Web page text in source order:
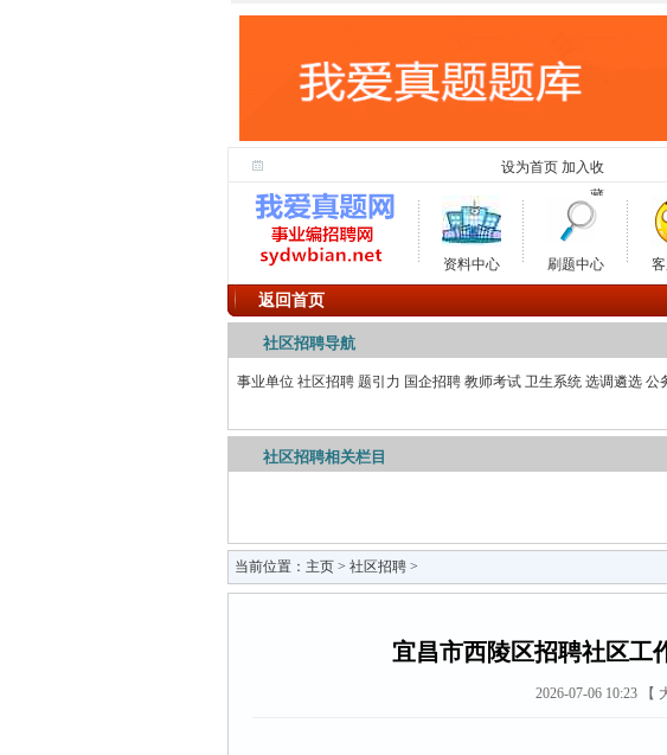
设为首页 加入收
藏
资料中心 刷题中心
返回首页
社区招聘导航
事业单位 社区招聘 题引力 国企招聘 教师考试 卫生系统 选调遴选 公
社区招聘相关栏目
当前位置： 主页 > 社区招聘 >
宜昌市西陵区招聘社区工
2026-07-06 10:23 【